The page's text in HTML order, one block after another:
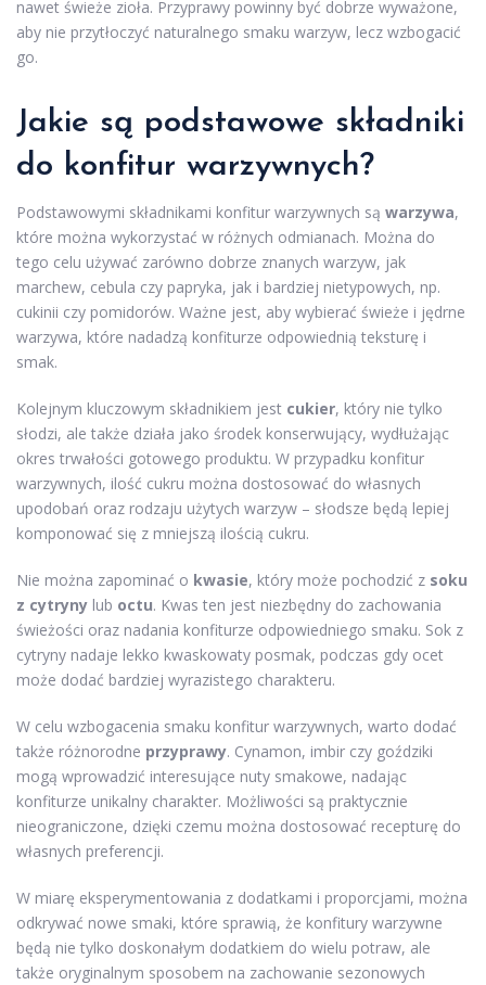
nawet świeże zioła. Przyprawy powinny być dobrze wyważone,
aby nie przytłoczyć naturalnego smaku warzyw, lecz wzbogacić
go.
Jakie są podstawowe składniki
do konfitur warzywnych?
Podstawowymi składnikami konfitur warzywnych są warzywa,
które można wykorzystać w różnych odmianach. Można do
tego celu używać zarówno dobrze znanych warzyw, jak
marchew, cebula czy papryka, jak i bardziej nietypowych, np.
cukinii czy pomidorów. Ważne jest, aby wybierać świeże i jędrne
warzywa, które nadadzą konfiturze odpowiednią teksturę i
smak.
Kolejnym kluczowym składnikiem jest cukier, który nie tylko
słodzi, ale także działa jako środek konserwujący, wydłużając
okres trwałości gotowego produktu. W przypadku konfitur
warzywnych, ilość cukru można dostosować do własnych
upodobań oraz rodzaju użytych warzyw – słodsze będą lepiej
komponować się z mniejszą ilością cukru.
Nie można zapominać o kwasie, który może pochodzić z soku
z cytryny lub octu. Kwas ten jest niezbędny do zachowania
świeżości oraz nadania konfiturze odpowiedniego smaku. Sok z
cytryny nadaje lekko kwaskowaty posmak, podczas gdy ocet
może dodać bardziej wyrazistego charakteru.
W celu wzbogacenia smaku konfitur warzywnych, warto dodać
także różnorodne przyprawy. Cynamon, imbir czy goździki
mogą wprowadzić interesujące nuty smakowe, nadając
konfiturze unikalny charakter. Możliwości są praktycznie
nieograniczone, dzięki czemu można dostosować recepturę do
własnych preferencji.
W miarę eksperymentowania z dodatkami i proporcjami, można
odkrywać nowe smaki, które sprawią, że konfitury warzywne
będą nie tylko doskonałym dodatkiem do wielu potraw, ale
także oryginalnym sposobem na zachowanie sezonowych